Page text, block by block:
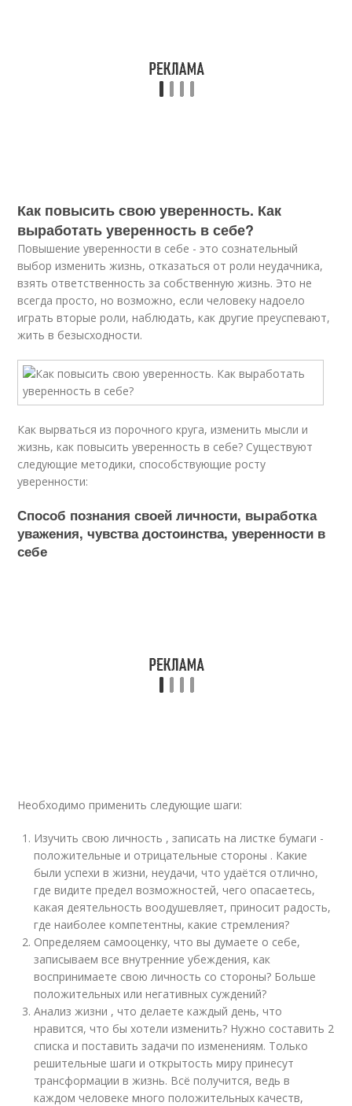
Как повысить свою уверенность. Как
выработать уверенность в себе?
Повышение уверенности в себе - это сознательный
выбор изменить жизнь, отказаться от роли неудачника,
взять ответственность за собственную жизнь. Это не
всегда просто, но возможно, если человеку надоело
играть вторые роли, наблюдать, как другие преуспевают,
жить в безысходности.
Как вырваться из порочного круга, изменить мысли и
жизнь, как повысить уверенность в себе? Существуют
следующие методики, способствующие росту
уверенности:
Способ познания своей личности, выработка
уважения, чувства достоинства, уверенности в
себе
Необходимо применить следующие шаги:
Изучить свою личность , записать на листке бумаги -
положительные и отрицательные стороны . Какие
были успехи в жизни, неудачи, что удаётся отлично,
где видите предел возможностей, чего опасаетесь,
какая деятельность воодушевляет, приносит радость,
где наиболее компетентны, какие стремления?
Определяем самооценку, что вы думаете о себе,
записываем все внутренние убеждения, как
воспринимаете свою личность со стороны? Больше
положительных или негативных суждений?
Анализ жизни , что делаете каждый день, что
нравится, что бы хотели изменить? Нужно составить 2
списка и поставить задачи по изменениям. Только
решительные шаги и открытость миру принесут
трансформации в жизнь. Всё получится, ведь в
каждом человеке много положительных качеств,